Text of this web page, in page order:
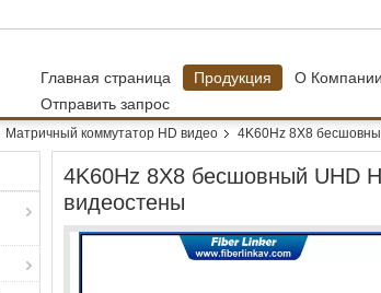
Главная страница Продукция О Компании
Отправить запрос
Матричный коммутатор HD видео 4K60Hz 8X8
4K60Hz 8X8 бесшовный UHD
видеостены